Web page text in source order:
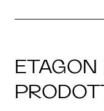
ETAGON